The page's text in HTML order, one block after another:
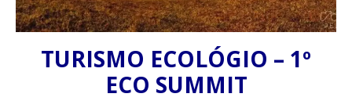
TURISMO ECOLÓGIO – 1º
ECO SUMMIT